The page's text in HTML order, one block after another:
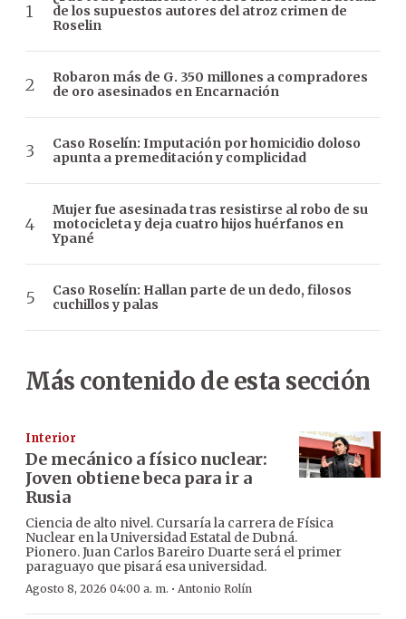
de los supuestos autores del atroz crimen de
Roselin
Robaron más de G. 350 millones a compradores
de oro asesinados en Encarnación
Caso Roselín: Imputación por homicidio doloso
apunta a premeditación y complicidad
Mujer fue asesinada tras resistirse al robo de su
motocicleta y deja cuatro hijos huérfanos en
Ypané
Caso Roselín: Hallan parte de un dedo, filosos
cuchillos y palas
Más contenido de esta sección
Interior
De mecánico a físico nuclear:
Joven obtiene beca para ir a
Rusia
Ciencia de alto nivel. Cursaría la carrera de Física
Nuclear en la Universidad Estatal de Dubná.
Pionero. Juan Carlos Bareiro Duarte será el primer
paraguayo que pisará esa universidad.
Agosto 8, 2026 04:00 a. m. · Antonio Rolín